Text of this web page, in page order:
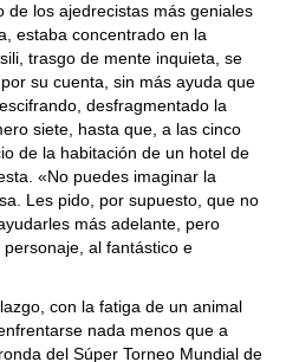
de los ajedrecistas más geniales
estaba concentrado en la
trasgo de mente inquieta, se
su cuenta, sin más ayuda que
desfragmentado la
siete, hasta que, a las cinco
de la habitación de un hotel de
«No puedes imaginar la
Les pido, por supuesto, que no
más adelante, pero
al fantástico e
con la fatiga de un animal
nada menos que a
del Súper Torneo Mundial de